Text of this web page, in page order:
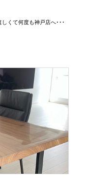
くて何度も神戸店へ･･･